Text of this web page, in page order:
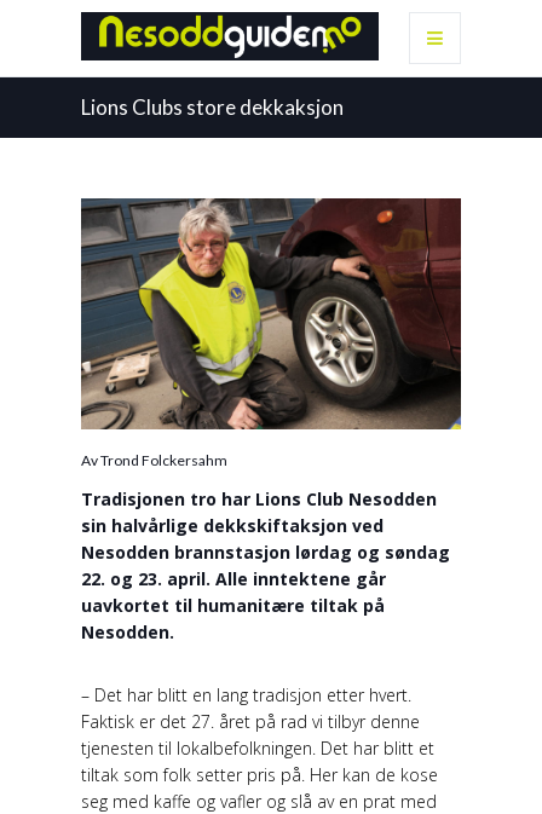
Lions Clubs store dekkaksjon
Av Trond Folckersahm
Tradisjonen tro har Lions Club Nesodden
sin halvårlige dekkskiftaksjon ved
Nesodden brannstasjon lørdag og søndag
22. og 23. april. Alle inntektene går
uavkortet til humanitære tiltak på
Nesodden.
– Det har blitt en lang tradisjon etter hvert.
Faktisk er det 27. året på rad vi tilbyr denne
tjenesten til lokalbefolkningen. Det har blitt et
tiltak som folk setter pris på. Her kan de kose
seg med kaffe og vafler og slå av en prat med